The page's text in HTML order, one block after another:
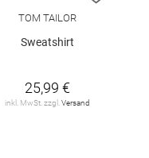
TOM TAILOR
Sweatshirt
25,99 €
inkl. MwSt. zzgl.Versand